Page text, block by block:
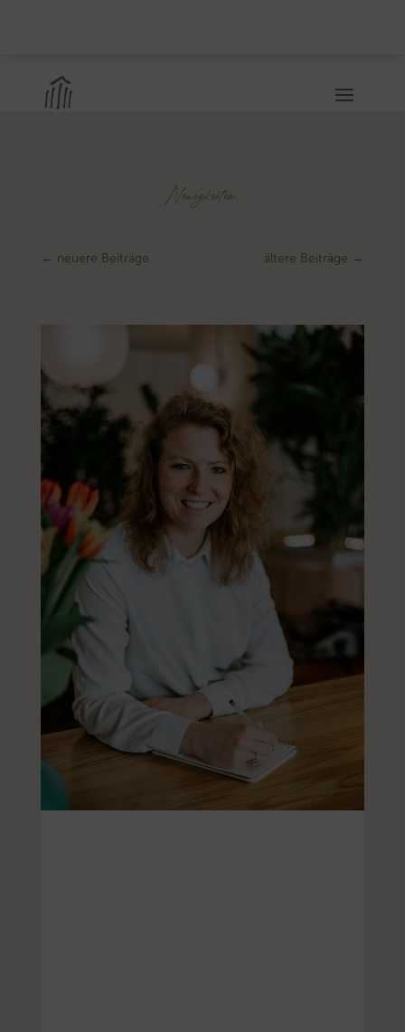
Neuigkeiten
← neuere Beiträge ältere Beiträge →